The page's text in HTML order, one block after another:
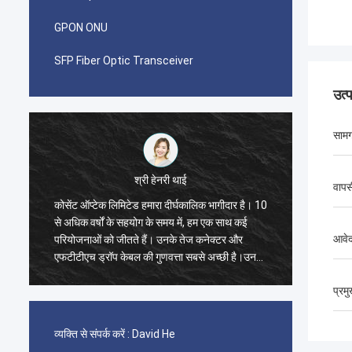
GPON ONU
SFP Fiber Optic Transceiver
दीर्घकालिक भागीदार है। 10
के समय में, हम एक साथ कई
हैं। उनके तेज कनेक्टर और
की गुणवत्ता सबसे अच्छी है।उनके
में कवर कर रहे हैं.
मुझे आश्चर्य हुआ जब मैंने 2014 में
Limited के साथ पहला ऑर्डर किया।
का एक कंटेनर 40GP और फास्ट कनेक्टर,
एडॉप्टर के लिए एक कंटेनर 20GP।
व्यक्ति से संपर्क करें : David He